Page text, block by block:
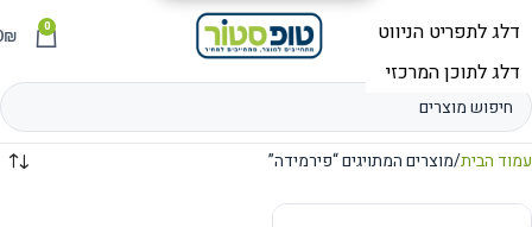
תפריט 0
₪
עמוד הבית מוצרים המתויגים “פירמידה”